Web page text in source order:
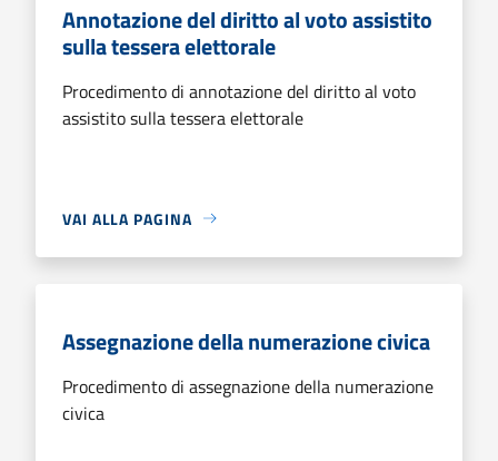
Annotazione del diritto al voto assistito
sulla tessera elettorale
Procedimento di annotazione del diritto al voto
assistito sulla tessera elettorale
VAI ALLA PAGINA
Assegnazione della numerazione civica
Procedimento di assegnazione della numerazione
civica